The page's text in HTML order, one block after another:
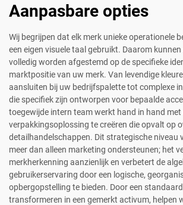
Aanpasbare opties
Wij begrijpen dat elk merk unieke operationele
een eigen visuele taal gebruikt. Daarom kunnen
volledig worden afgestemd op de specifieke
marktpositie van uw merk. Van levendige
aansluiten bij uw bedrijfspalette tot complexe
die specifiek zijn ontworpen voor bepaalde
toegewijde intern team werkt hand in hand met
verpakkingsoplossing te creëren die opvalt op
detailhandelschappen. Dit strategische niveau
meer dan alleen marketing ondersteunen; het
merkherkenning aanzienlijk en verbetert de
gebruikerservaring door een logische,
opbergopstelling te bieden. Door een
transformeren in een gemerkt activum, helpen